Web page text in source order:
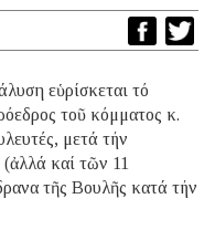
εὑρίσκεται τό
τοῦ κόμματος κ.
μετά τήν
καί τῶν 11
τῆς Βουλῆς κατά τήν